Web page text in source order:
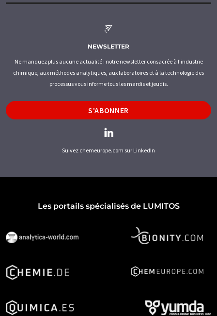
NEWSLETTER
Ne manquez plus aucune actualité : notre newsletter consacrée à l'industrie
chimique, aux méthodes analytiques, aux laboratoires et à la technologie des
processus vous informe tous les mardis et jeudis.
S'ABONNER
Suivez chemeurope.com sur LinkedIn
Les portails spécialisés de LUMITOS